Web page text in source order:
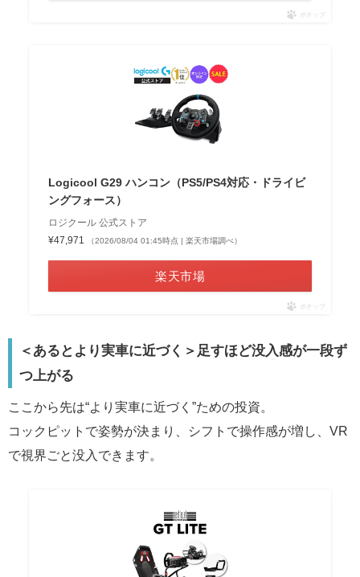
ポチップ
Logicool G29 ハンコン（PS5/PS4対応・ドライビ
ングフォース）
ロジクール 公式ストア
¥47,971
（2026/08/04 01:45時点 | 楽天市場調べ）
楽天市場
ポチップ
＜あるとより実車に近づく＞足すほど没入感が一段ず
つ上がる
ここから先は“より実車に近づく”ための投資。
コックピットで姿勢が決まり、シフトで操作感が増し、VR
で視界ごと没入できます。